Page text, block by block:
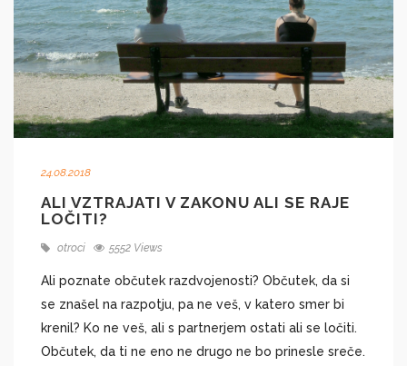
24.08.2018
ALI VZTRAJATI V ZAKONU ALI SE RAJE
LOČITI?
otroci 5552 Views
Ali poznate občutek razdvojenosti? Občutek, da si
se znašel na razpotju, pa ne veš, v katero smer bi
krenil? Ko ne veš, ali s partnerjem ostati ali se ločiti.
Občutek, da ti ne eno ne drugo ne bo prinesle sreče.